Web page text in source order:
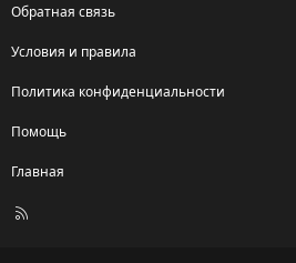
Обратная связь
Условия и правила
Политика конфиденциальности
Помощь
Главная
R